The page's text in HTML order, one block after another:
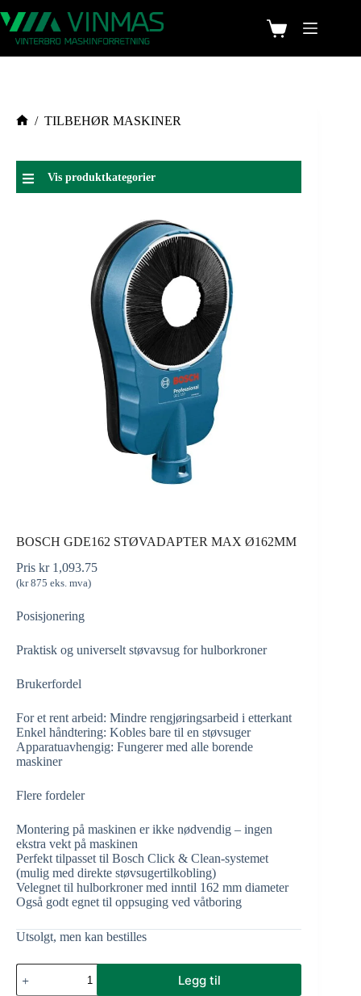
/ TILBEHØR MASKINER
Vis produktkategorier
BOSCH GDE162 STØVADAPTER MAX Ø162MM
Pris kr1,093.75
(kr875 eks. mva)
Posisjonering
Praktisk og universelt støvavsug for hulborkroner
Brukerfordel
For et rent arbeid: Mindre rengjøringsarbeid i etterkant
Enkel håndtering: Kobles bare til en støvsuger
Apparatuavhengig: Fungerer med alle borende
maskiner
Flere fordeler
Montering på maskinen er ikke nødvendig – ingen
ekstra vekt på maskinen
Perfekt tilpasset til Bosch Click & Clean-systemet
(mulig med direkte støvsugertilkobling)
Velegnet til hulborkroner med inntil 162 mm diameter
Også godt egnet til oppsuging ved våtboring
Utsolgt, men kan bestilles
Legg til